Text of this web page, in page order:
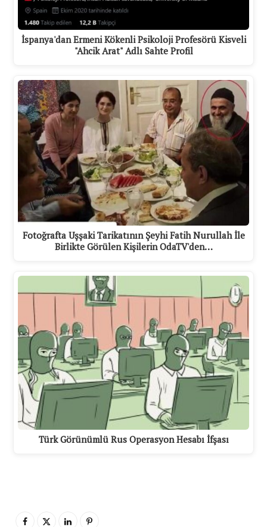
İspanya'dan Ermeni Kökenli Psikoloji Profesörü Kisveli
"Ahcik Arat" Adlı Sahte Profil
Fotoğrafta Uşşaki Tarikatının Şeyhi Fatih Nurullah İle
Birlikte Görülen Kişilerin OdaTV'den…
Türk Görünümlü Rus Operasyon Hesabı İfşası